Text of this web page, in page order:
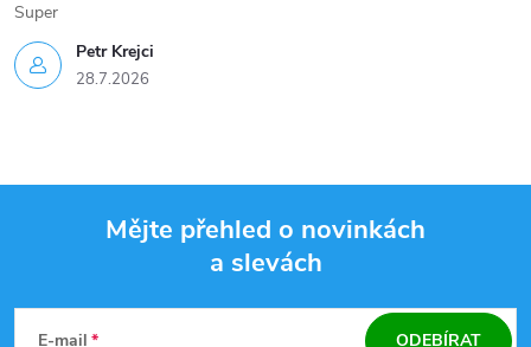
Petr Krejci
28.7.2026
Super
Mějte přehled o novinkách
a slevách
E-mail ODEBÍRAT